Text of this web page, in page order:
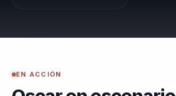
EN ACCIÓN